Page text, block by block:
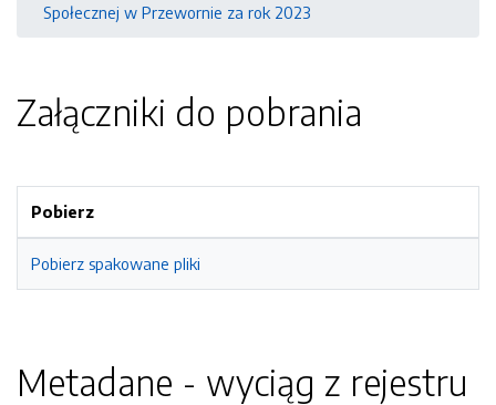
Społecznej w Przewornie za rok 2023
Załączniki do pobrania
Pobierz
Pobierz spakowane pliki
Metadane - wyciąg z rejestru